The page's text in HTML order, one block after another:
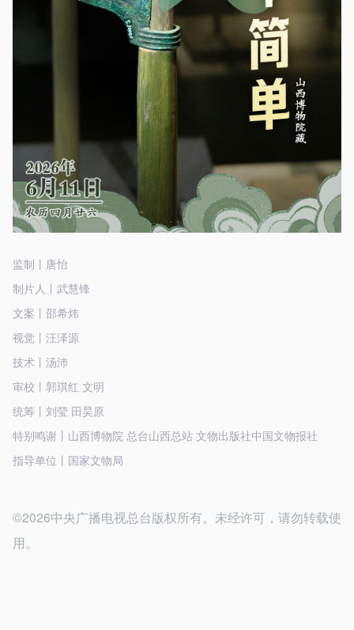
监制丨唐怡
制片人丨武慧锋
文案丨邵希炜
视觉丨汪泽源
技术丨汤沛
审校丨郭琪红 文明
统筹丨刘莹 田昊原
特别鸣谢丨山西博物院 总台山西总站 文物出版社中国文物报社
指导单位丨国家文物局
©2026中央广播电视总台版权所有。未经许可，请勿转载使
用。